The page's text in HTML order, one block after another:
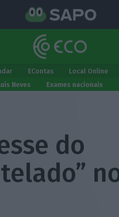
EContas Local Online
Neves Exames nacionais
do